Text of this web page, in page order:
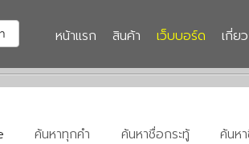
หน้าแรก สินค้า เว็บบอร์ด เกี่ย
ค้นหาทุกคำ ค้นหาชื่อกระทู้ ค้นห